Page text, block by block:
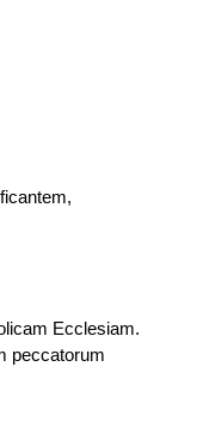
Ecclesiam.
peccatorum